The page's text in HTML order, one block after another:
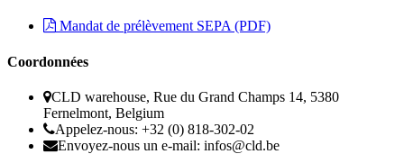
Mandat de prélèvement SEPA (PDF)
Coordonnées
CLD warehouse, Rue du Grand Champs 14, 5380
Fernelmont, Belgium
Appelez-nous: +32 (0) 818-302-02
Envoyez-nous un e-mail: infos@cld.be